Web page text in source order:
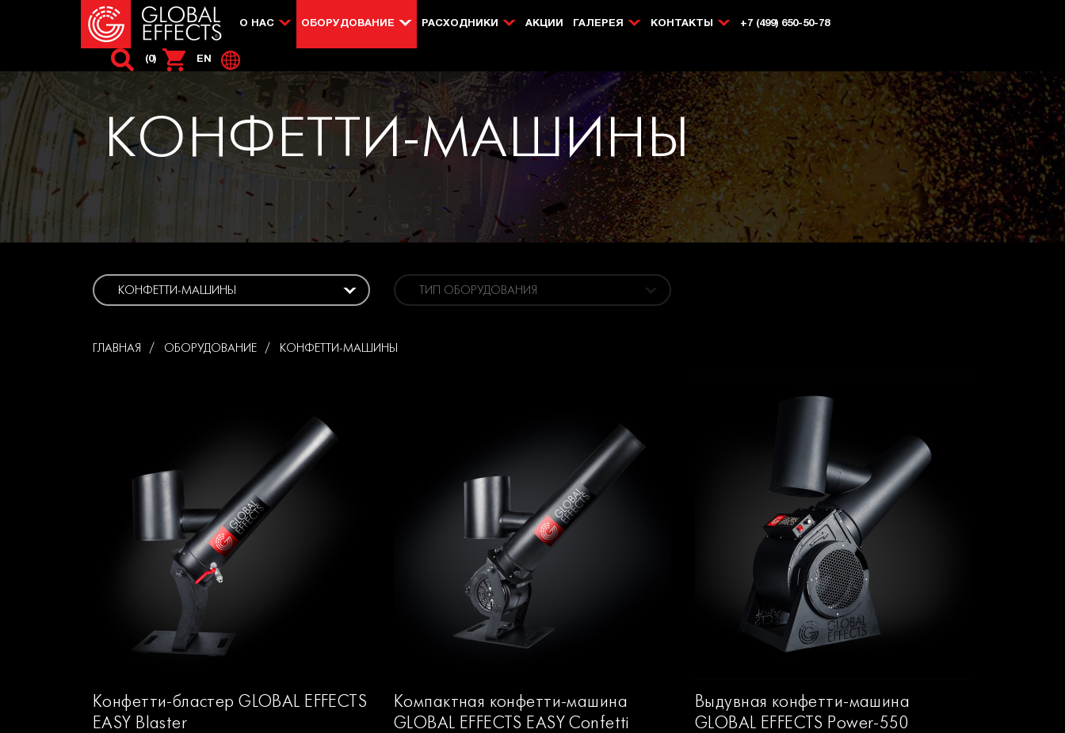
О НАС ОБОРУДОВАНИЕ РАСХОДНИКИ АКЦИИ ГАЛЕРЕЯ КОНТАКТЫ +7 (499) 650-50-78
(0) EN
КОНФЕТТИ-МАШИНЫ
КОНФЕТТИ-МАШИНЫ ТИП ОБОРУДОВАНИЯ
ГЛАВНАЯ ОБОРУДОВАНИЕ КОНФЕТТИ-МАШИНЫ
Конфетти-бластер GLOBAL EFFECTS
EASY Blaster
Компактная конфетти-машина
GLOBAL EFFECTS EASY Confetti
Выдувная конфетти-машина
GLOBAL EFFECTS Power-550